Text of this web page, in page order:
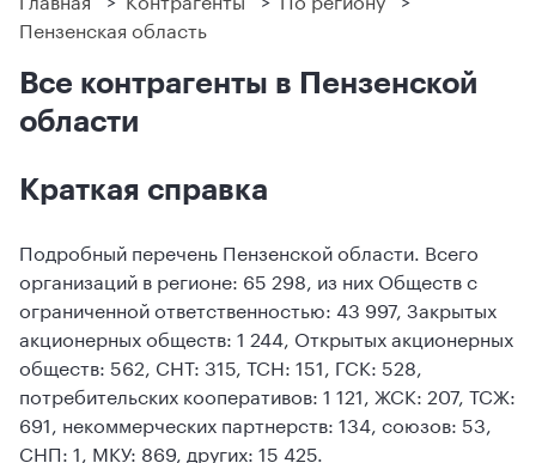
Пензенская область
Все контрагенты в Пензенской
области
Краткая справка
Подробный перечень Пензенской области. Всего
организаций в регионе: 65 298, из них Обществ с
ограниченной ответственностью: 43 997, Закрытых
акционерных обществ: 1 244, Открытых акционерных
обществ: 562, СНТ: 315, ТСН: 151, ГСК: 528,
потребительских кооперативов: 1 121, ЖСК: 207, ТСЖ:
691, некоммерческих партнерств: 134, союзов: 53,
СНП: 1, МКУ: 869, других: 15 425.